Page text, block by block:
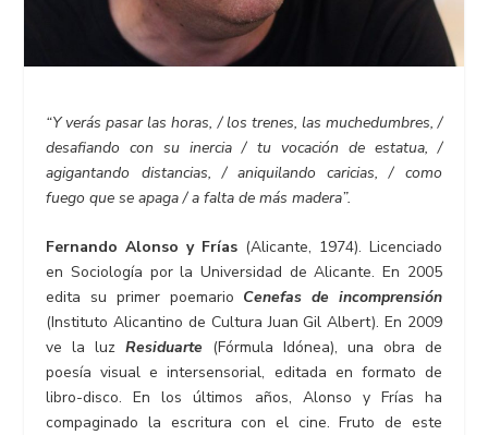
“Y verás pasar las horas, / los trenes, las muchedumbres, /
desafiando con su inercia / tu vocación de estatua, /
agigantando distancias, / aniquilando caricias, / como
fuego que se apaga / a falta de más madera”.
Fernando Alonso y Frías (Alicante, 1974). Licenciado
en Sociología por la Universidad de Alicante. En 2005
edita su primer poemario Cenefas de incomprensión
(Instituto Alicantino de Cultura Juan Gil Albert). En 2009
ve la luzResiduarte (Fórmula Idónea), una obra de
poesía visual e intersensorial, editada en formato de
libro-disco. En los últimos años, Alonso y Frías ha
compaginado la escritura con el cine. Fruto de este